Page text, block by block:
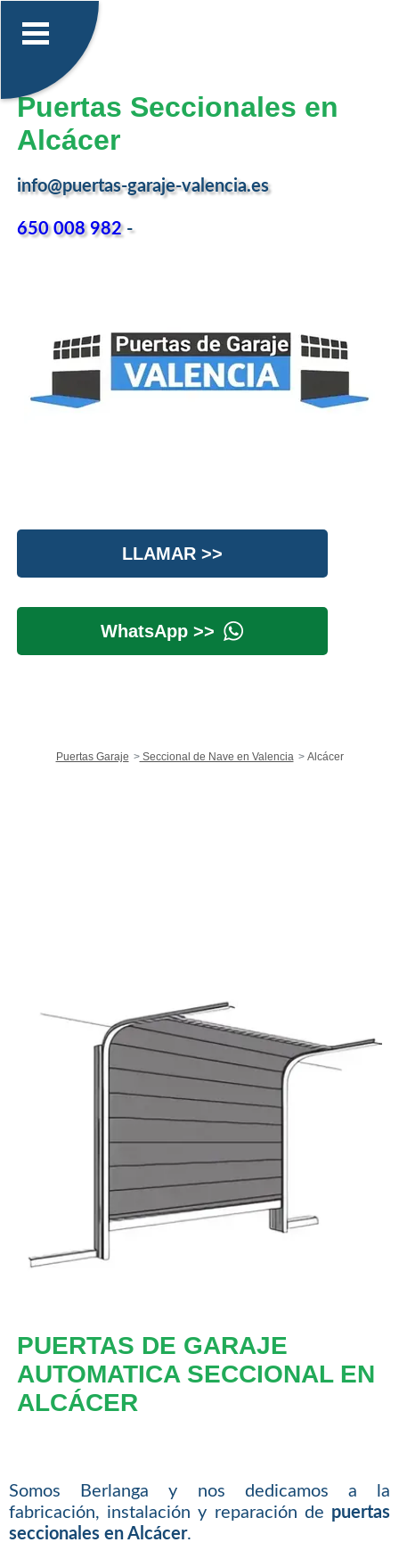
Puertas Seccionales en
Alcácer
info@puertas-garaje-valencia.es
650 008 982-
LLAMAR >>
WhatsApp >>
Puertas Garaje Seccional de Nave en Valencia Alcácer
PUERTAS DE GARAJE
AUTOMATICA SECCIONAL EN
ALCÁCER
Somos Berlanga y nos dedicamos a la
fabricación, instalación y reparación de puertas
seccionales en Alcácer.